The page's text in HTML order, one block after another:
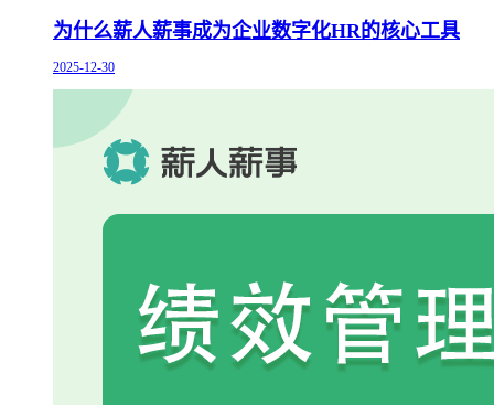
为什么薪人薪事成为企业数字化HR的核心工具
2025-12-30